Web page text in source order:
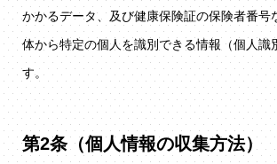
かかるデータ、及び健康保険証の保険者番号
体から特定の個人を識別できる情報（個人識
す。
第2条（個人情報の収集方法）